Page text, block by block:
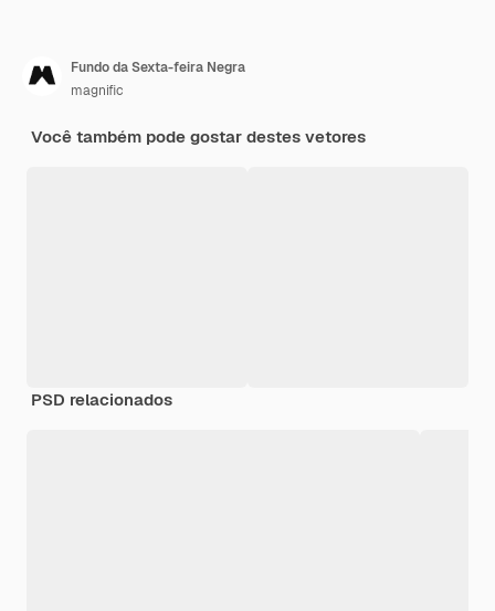
Fundo da Sexta-feira Negra
magnific
Você também pode gostar destes vetores
PSD relacionados